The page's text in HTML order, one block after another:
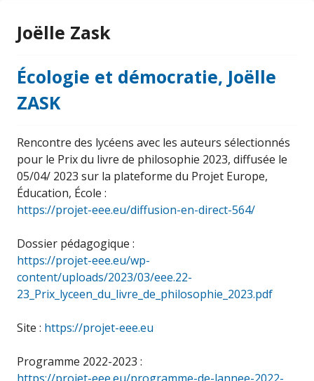
Joëlle Zask
Écologie et démocratie, Joëlle
ZASK
Rencontre des lycéens avec les auteurs sélectionnés
pour le Prix du livre de philosophie 2023, diffusée le
05/04/ 2023 sur la plateforme du Projet Europe,
Éducation, École :
https://projet-eee.eu/diffusion-en-direct-564/
Dossier pédagogique :
https://projet-eee.eu/wp-
content/uploads/2023/03/eee.22-
23_Prix_lyceen_du_livre_de_philosophie_2023.pdf
Site : https://projet-eee.eu
Programme 2022-2023 :